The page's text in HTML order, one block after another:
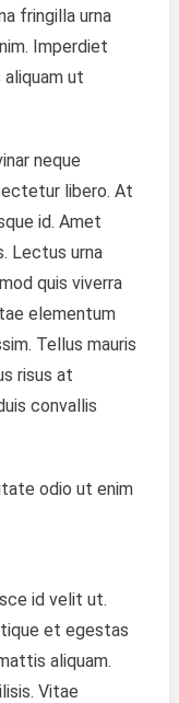
fringilla urna
Imperdiet
ut
neque
libero. At
id. Amet
Lectus urna
quis viverra
elementum
Tellus mauris
risus at
convallis
odio ut enim
id velit ut.
et egestas
aliquam.
Vitae